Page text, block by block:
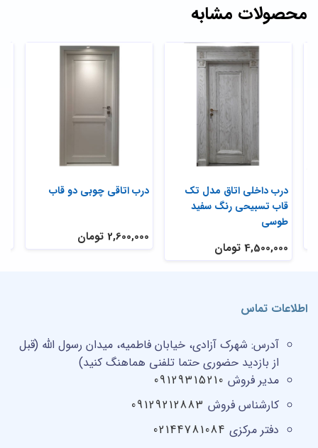
محصولات مشابه
درب اتاقی چوبی دو قاب
2,600,000 تومان
درب داخلی اتاق مدل تک
قاب تسبیحی رنگ سفید
طوسی
4,500,000 تومان
اطلاعات تماس
آدرس: شهرک آزادی، خیابان فاطمیه، میدان رسول الله (قبل
از بازدید حضوری حتما تلفنی هماهنگ کنید)
مدیر فروش 09129315210
کارشناس فروش 09129212883
دفتر مرکزی 02144781084